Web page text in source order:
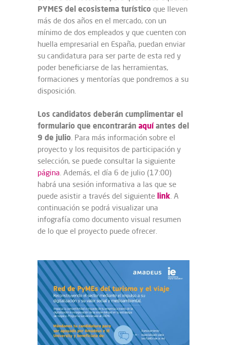
PYMES del ecosistema turístico que lleven
más de dos años en el mercado, con un
mínimo de dos empleados y que cuenten con
huella empresarial en España, puedan enviar
su candidatura para ser parte de esta red y
poder beneficiarse de las herramientas,
formaciones y mentorías que pondremos a su
disposición.
Los candidatos deberán cumplimentar el
formulario que encontrarán aquíantes del
9 de julio. Para más información sobre el
proyecto y los requisitos de participación y
selección, se puede consultar la siguiente
página. Además, el día 6 de julio (17:00)
habrá una sesión informativa a las que se
puede asistir a través del siguiente link. A
continuación se podrá visualizar una
infografía como documento visual resumen
de lo que el proyecto puede ofrecer.